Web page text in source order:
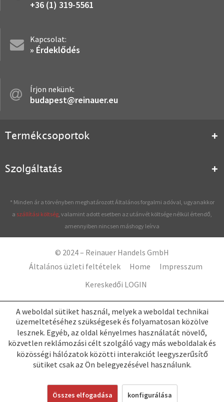
+36 (1) 319-5561
Kapcsolat:
» Érdeklődés
Írjon nekünk:
budapest@reinauer.eu
Termékcsoportok
Szolgáltatás
* Minden ár a törvényben meghatározott Általános forgalmi adóval, ugyanakkor
a szállítási költség, valamint adott esetben az utánvét költsége nélkül értendő,
amennyiben nincsen máshogy leírva
© 2024 – Reinauer Handels GmbH
Általános üzleti feltételek
Home
Impresszum
Kereskedői LOGIN
A weboldal sütiket használ, melyek a weboldal technikai
üzemeltetéséhez szükségesek és folyamatosan közölve
lesznek. Egyéb, az oldal kényelmes használatát növelő,
közvetlen reklámozási célt szolgáló vagy más weboldalak és
közösségi hálózatok közötti interakciót leegyszerűsítő
sütiket csak az Ön belegyezésével használunk.
Összes elfogadása konfigurálása